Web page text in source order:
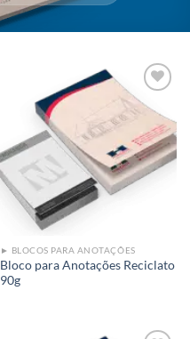
Add to
wishlist
► BLOCOS PARA ANOTAÇÕES
Bloco para Anotações Reciclato
90g